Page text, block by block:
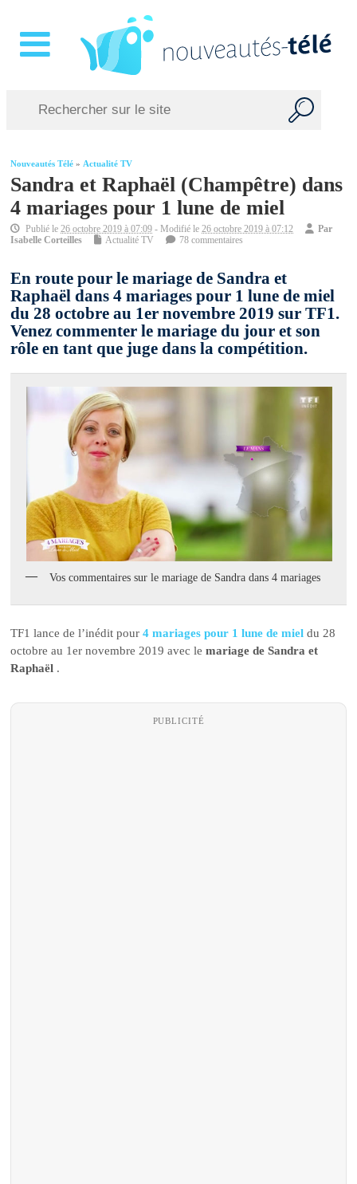
Nouveautés Télé »Actualité TV
Sandra et Raphaël (Champêtre) dans
4 mariages pour 1 lune de miel
Publié le26 octobre 2019 à 07:09 - Modifié le26 octobre 2019 à 07:12
Par
Isabelle Corteilles
Actualité TV 78 commentaires
En route pour le mariage de Sandra et
Raphaël dans 4 mariages pour 1 lune de miel
du 28 octobre au 1er novembre 2019 sur TF1.
Venez commenter le mariage du jour et son
rôle en tant que juge dans la compétition.
Vos commentaires sur le mariage de Sandra dans 4 mariages
TF1 lance de l’inédit pour4 mariages pour 1 lune de miel du 28
octobre au 1er novembre 2019 avec lemariage de Sandra et
Raphaël .
PUBLICITÉ